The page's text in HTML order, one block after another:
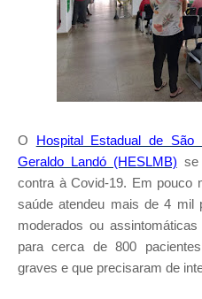
O Hospital Estadual de
Geraldo Landó (HESLMB) se
contra à Covid-19. Em pouco
saúde atendeu mais de 4 mil
moderados ou
para cerca de 800
graves e que precisaram de